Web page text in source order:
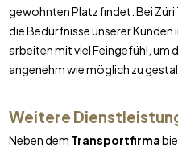
gewohnten Platz findet. Bei
die Bedürfnisse unserer Kunden
arbeiten mit viel Feingefühl, um
angenehm wie möglich zu
Weitere
Neben dem Transportfirma